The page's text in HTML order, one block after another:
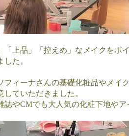
「上品」「控えめ」なメイクをポ
た。
フィーナさんの基礎化粧品やメイ
していただきました。
誌やCMでも大人気の化粧下地や